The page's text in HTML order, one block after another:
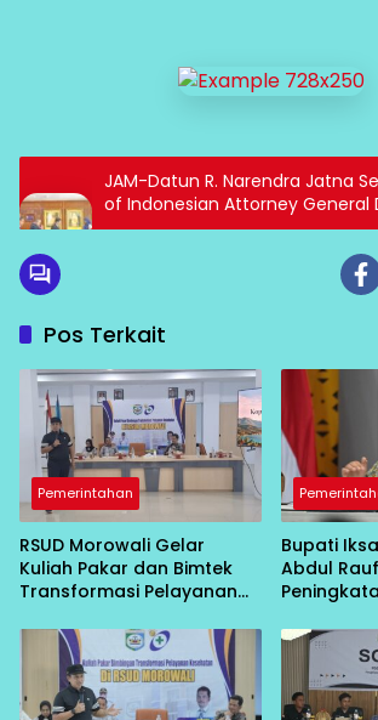
JAM-Datun R. Narendra Jatna
of Indonesian Attorney General
Melaksanakan Courtesy Call
Pos Terkait
Pemerintahan
RSUD Morowali Gelar
Kuliah Pakar dan Bimtek
Transformasi Pelayanan
Bupati
Abdul
Morowali